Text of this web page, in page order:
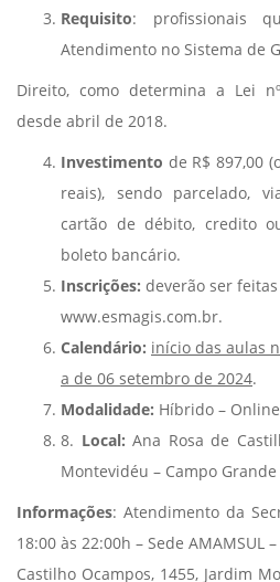
Requisito: profissionais
Atendimento no Sistema de
Direito, como determina a Lei
desde abril de 2018.
Investimento de R$ 897,00
reais), sendo parcelado,
cartão de débito, credito
boleto bancário.
Inscrições: deverão ser
www.esmagis.com.br.
Calendário: início das aulas
a de 06 setembro de 2024.
Modalidade: Híbrido –
8. Local: Ana Rosa de
Montevidéu – Campo Grande
Informações: Atendimento da
18:00 às 22:00h – Sede AMAMSUL
Castilho Ocampos, 1455, Jardim